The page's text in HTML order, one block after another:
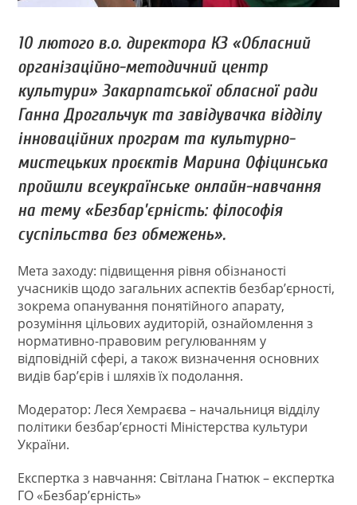
10 лютого в.о. директора КЗ «Обласний
організаційно-методичний центр
культури» Закарпатської обласної ради
Ганна Дрогальчук та завідувачка відділу
інноваційних програм та культурно-
мистецьких проєктів Марина Офіцинська
пройшли всеукраїнське онлайн-навчання
на тему «Безбар’єрність: філософія
суспільства без обмежень».
Мета заходу: підвищення рівня обізнаності
учасників щодо загальних аспектів безбар’єрності,
зокрема опанування понятійного апарату,
розуміння цільових аудиторій, ознайомлення з
нормативно-правовим регулюванням у
відповідній сфері, а також визначення основних
видів бар’єрів і шляхів їх подолання.
Модератор: Леся Хемраєва – начальниця відділу
політики безбар’єрності Міністерства культури
України.
Експертка з навчання: Світлана Гнатюк – експертка
ГО «Безбарʼєрність»